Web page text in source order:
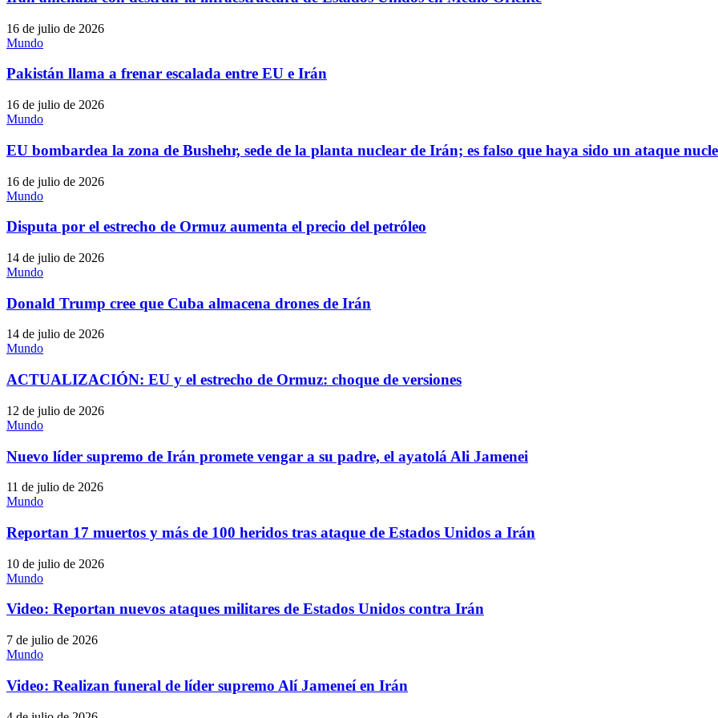
16 de julio de 2026
Mundo
Pakistán llama a frenar escalada entre EU e Irán
16 de julio de 2026
Mundo
EU bombardea la zona de Bushehr, sede de la planta nuclear de Irán; es falso que haya sido un ataque
16 de julio de 2026
Mundo
Disputa por el estrecho de Ormuz aumenta el precio del petróleo
14 de julio de 2026
Mundo
Donald Trump cree que Cuba almacena drones de Irán
14 de julio de 2026
Mundo
ACTUALIZACIÓN: EU y el estrecho de Ormuz: choque de versiones
12 de julio de 2026
Mundo
Nuevo líder supremo de Irán promete vengar a su padre, el ayatolá Ali Jamenei
11 de julio de 2026
Mundo
Reportan 17 muertos y más de 100 heridos tras ataque de Estados Unidos a Irán
10 de julio de 2026
Mundo
Video: Reportan nuevos ataques militares de Estados Unidos contra Irán
7 de julio de 2026
Mundo
Video: Realizan funeral de líder supremo Alí Jameneí en Irán